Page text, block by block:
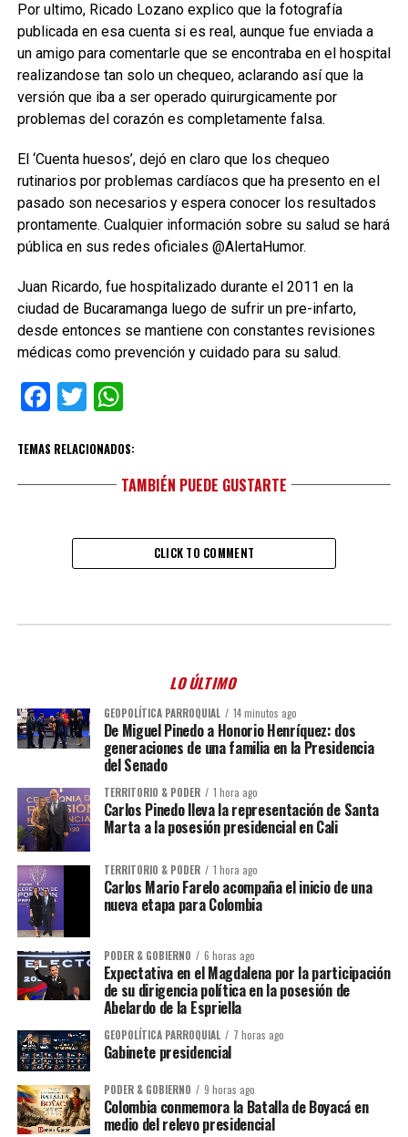
Por ultimo, Ricado Lozano explico que la fotografía
publicada en esa cuenta si es real, aunque fue enviada a
un amigo para comentarle que se encontraba en el hospital
realizandose tan solo un chequeo, aclarando así que la
versión que iba a ser operado quirurgicamente por
problemas del corazón es completamente falsa.
El ‘Cuenta huesos’, dejó en claro que los chequeo
rutinarios por problemas cardíacos que ha presento en el
pasado son necesarios y espera conocer los resultados
prontamente. Cualquier información sobre su salud se hará
pública en sus redes oficiales @AlertaHumor.
Juan Ricardo, fue hospitalizado durante el 2011 en la
ciudad de Bucaramanga luego de sufrir un pre-infarto,
desde entonces se mantiene con constantes revisiones
médicas como prevención y cuidado para su salud.
Facebook
TwitterWhatsApp
TEMAS RELACIONADOS:
TAMBIÉN PUEDE GUSTARTE
CLICK TO COMMENT
LO ÚLTIMO
GEOPOLÍTICA PARROQUIAL 14 minutos ago
De Miguel Pinedo a Honorio Henríquez: dos
generaciones de una familia en la Presidencia
del Senado
TERRITORIO & PODER 1 hora ago
Carlos Pinedo lleva la representación de Santa
Marta a la posesión presidencial en Cali
TERRITORIO & PODER 1 hora ago
Carlos Mario Farelo acompaña el inicio de una
nueva etapa para Colombia
PODER & GOBIERNO 6 horas ago
Expectativa en el Magdalena por la participación
de su dirigencia política en la posesión de
Abelardo de la Espriella
GEOPOLÍTICA PARROQUIAL 7 horas ago
Gabinete presidencial
PODER & GOBIERNO 9 horas ago
Colombia conmemora la Batalla de Boyacá en
medio del relevo presidencial